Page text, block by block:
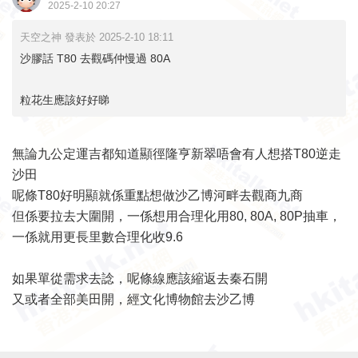
2025-2-10 20:27
天空之神 發表於 2025-2-10 18:11
沙膠話 T80 去觀碼仲慢過 80A
粒花生應該好好睇
無論九公定運吉都知道顯徑隆亨新翠唔會有人想搭T80逆走
沙田
呢條T80好明顯就係重點想做沙乙博河畔去觀商九商
但係要拉去大圍開，一係想用合理化用80, 80A, 80P抽車，
一係就用更長里數合理化收9.6
如果單從需求去諗，呢條線應該縮返去秦石開
又或者全部美田開，經文化博物館去沙乙博